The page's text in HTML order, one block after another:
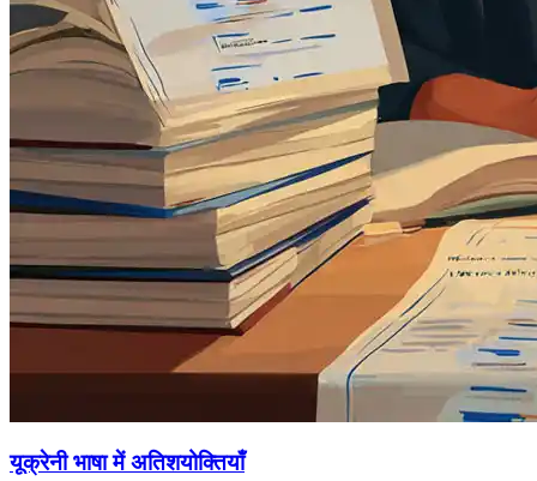
यूक्रेनी भाषा में अतिशयोक्तियाँ